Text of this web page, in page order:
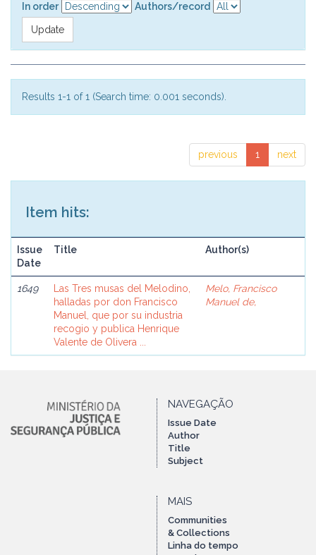
In order
Authors/record
Results 1-1 of 1 (Search time: 0.001 seconds).
previous 1 next
Item hits:
Issue
Date
Title Author(s)
1649
Las Tres musas del Melodino,
halladas por don Francisco
Manuel, que por su industria
recogio y publica Henrique
Valente de Olivera ...
Melo, Francisco
Manuel de,
NAVEGAÇÃO
Issue Date
Author
Title
Subject
MAIS
Communities
& Collections
Linha do tempo